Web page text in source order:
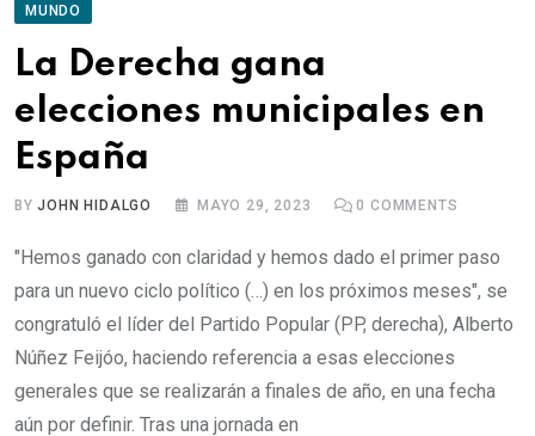
MUNDO
La Derecha gana
elecciones municipales en
España
BYJOHN HIDALGO MAYO 29, 2023 0 COMMENTS
"Hemos ganado con claridad y hemos dado el primer paso
para un nuevo ciclo político (…) en los próximos meses", se
congratuló el líder del Partido Popular (PP, derecha), Alberto
Núñez Feijóo, haciendo referencia a esas elecciones
generales que se realizarán a finales de año, en una fecha
aún por definir. Tras una jornada en